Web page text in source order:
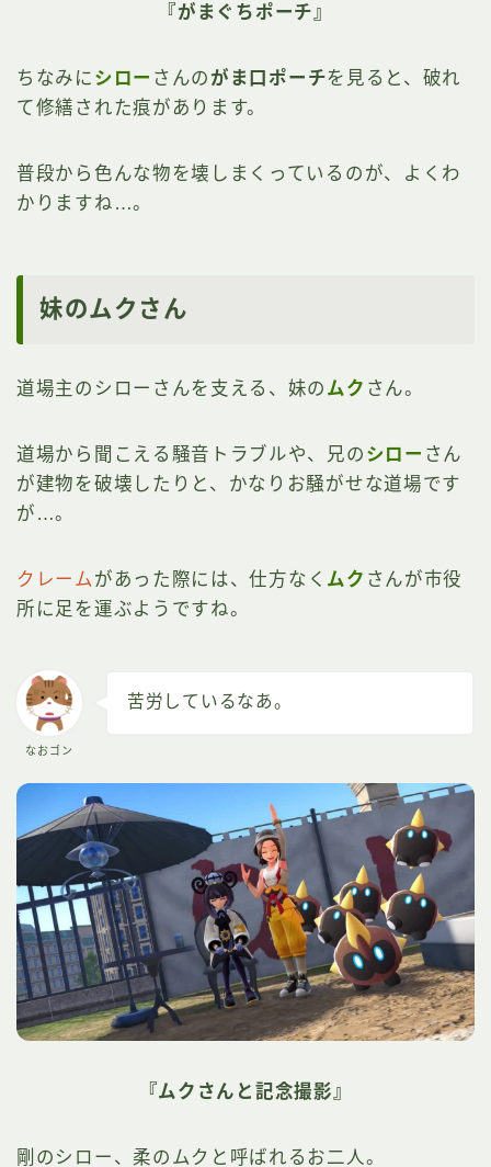
『がまぐちポーチ』
ちなみに シロー さんの がま口ポーチを見ると、破れ
て修繕された痕があります。
普段から色んな物を壊しまくっているのが、よくわ
かりますね…。
妹のムクさん
道場主のシローさんを支える、妹の ムク さん。
道場から聞こえる騒音トラブルや、兄の シロー さん
が建物を破壊したりと、かなりお騒がせな道場です
が…。
クレーム があった際には、仕方なく ムク さんが市役
所に足を運ぶようですね。
なおゴン
苦労しているなあ。
『ムクさんと記念撮影』
剛のシロー、柔のムクと呼ばれるお二人。